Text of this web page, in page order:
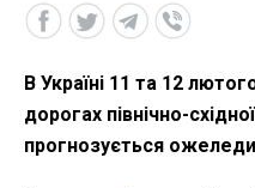
В Україні 11 та 12
дорогах північно-
прогнозується